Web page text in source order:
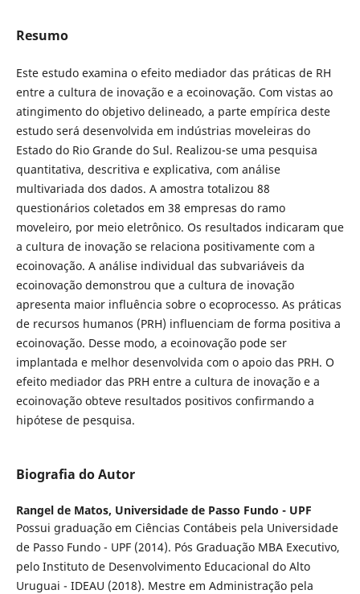
Resumo
Este estudo examina o efeito mediador das práticas de RH
entre a cultura de inovação e a ecoinovação. Com vistas ao
atingimento do objetivo delineado, a parte empírica deste
estudo será desenvolvida em indústrias moveleiras do
Estado do Rio Grande do Sul. Realizou-se uma pesquisa
quantitativa, descritiva e explicativa, com análise
multivariada dos dados. A amostra totalizou 88
questionários coletados em 38 empresas do ramo
moveleiro, por meio eletrônico. Os resultados indicaram que
a cultura de inovação se relaciona positivamente com a
ecoinovação. A análise individual das subvariáveis da
ecoinovação demonstrou que a cultura de inovação
apresenta maior influência sobre o ecoprocesso. As práticas
de recursos humanos (PRH) influenciam de forma positiva a
ecoinovação. Desse modo, a ecoinovação pode ser
implantada e melhor desenvolvida com o apoio das PRH. O
efeito mediador das PRH entre a cultura de inovação e a
ecoinovação obteve resultados positivos confirmando a
hipótese de pesquisa.
Biografia do Autor
Rangel de Matos, Universidade de Passo Fundo - UPF
Possui graduação em Ciências Contábeis pela Universidade
de Passo Fundo - UPF (2014). Pós Graduação MBA Executivo,
pelo Instituto de Desenvolvimento Educacional do Alto
Uruguai - IDEAU (2018). Mestre em Administração pela